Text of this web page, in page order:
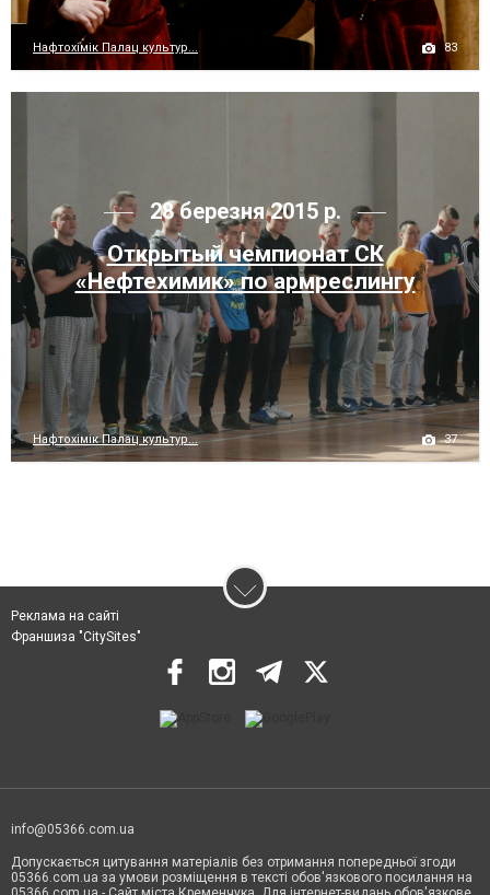
Нафтохімік Палац культур... 83
28 березня 2015 р.
Открытый чемпионат СК
«Нефтехимик» по армреслингу
Нафтохімік Палац культур... 37
Реклама на сайті
Франшиза "CitySites"
info@05366.com.ua
Допускається цитування матеріалів без отримання попередньої згоди
05366.com.ua за умови розміщення в тексті обов'язкового посилання на